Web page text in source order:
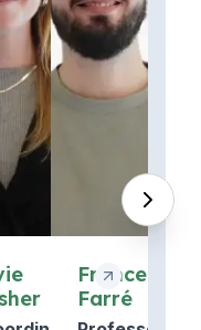
Francesc
Farré